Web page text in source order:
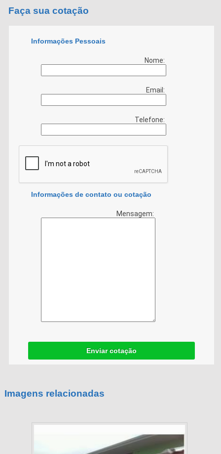
Faça sua cotação
Informações Pessoais
Nome:
Email:
Telefone:
Informações de contato ou cotação
Mensagem:
Enviar cotação
Imagens relacionadas